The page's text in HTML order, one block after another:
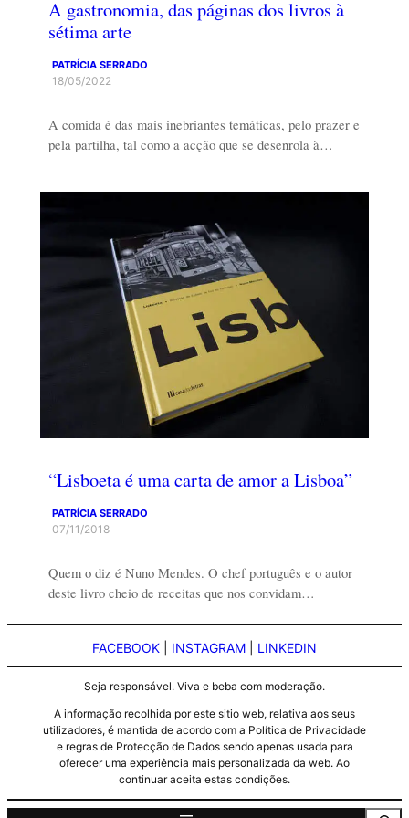
A gastronomia, das páginas dos livros à
sétima arte
PATRÍCIA SERRADO
18/05/2022
A comida é das mais inebriantes temáticas, pelo prazer e
pela partilha, tal como a acção que se desenrola à…
“Lisboeta é uma carta de amor a Lisboa”
PATRÍCIA SERRADO
07/11/2018
Quem o diz é Nuno Mendes. O chef português e o autor
deste livro cheio de receitas que nos convidam…
FACEBOOK INSTAGRAM LINKEDIN
Seja responsável. Viva e beba com moderação.
A informação recolhida por este sitio web, relativa aos seus
utilizadores, é mantida de acordo com a Política de Privacidade
e regras de Protecção de Dados sendo apenas usada para
oferecer uma experiência mais personalizada da web. Ao
continuar aceita estas condições.